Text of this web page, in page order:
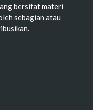
bersifat materi
sebagian atau